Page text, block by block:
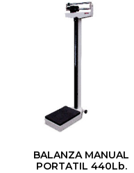
BALANZA MANUAL
PORTATIL 440Lb.